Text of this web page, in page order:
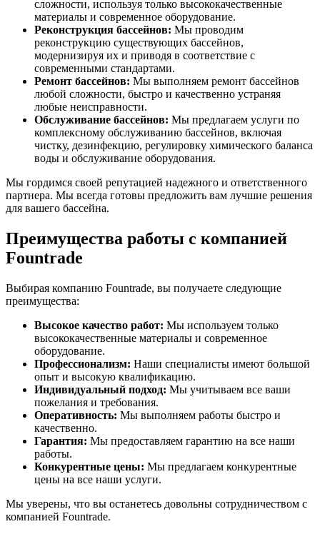
сложности, используя только высококачественные
материалы и современное оборудование.
Реконструкция бассейнов: Мы проводим
реконструкцию существующих бассейнов,
модернизируя их и приводя в соответствие с
современными стандартами.
Ремонт бассейнов: Мы выполняем ремонт бассейнов
любой сложности, быстро и качественно устраняя
любые неисправности.
Обслуживание бассейнов: Мы предлагаем услуги по
комплексному обслуживанию бассейнов, включая
чистку, дезинфекцию, регулировку химического баланса
воды и обслуживание оборудования.
Мы гордимся своей репутацией надежного и ответственного
партнера. Мы всегда готовы предложить вам лучшие решения
для вашего бассейна.
Преимущества работы с компанией
Fountrade
Выбирая компанию Fountrade, вы получаете следующие
преимущества:
Высокое качество работ: Мы используем только
высококачественные материалы и современное
оборудование.
Профессионализм: Наши специалисты имеют большой
опыт и высокую квалификацию.
Индивидуальный подход: Мы учитываем все ваши
пожелания и требования.
Оперативность: Мы выполняем работы быстро и
качественно.
Гарантия: Мы предоставляем гарантию на все наши
работы.
Конкурентные цены: Мы предлагаем конкурентные
цены на все наши услуги.
Мы уверены, что вы останетесь довольны сотрудничеством с
компанией Fountrade.